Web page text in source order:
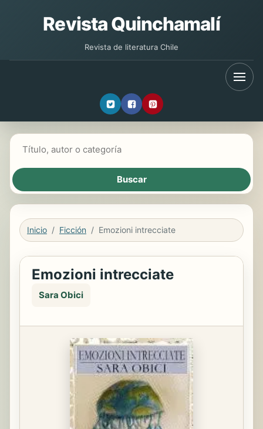
Revista Quinchamalí
Revista de literatura Chile
Inicio Ficción Emozioni intrecciate
Emozioni intrecciate
Sara Obici